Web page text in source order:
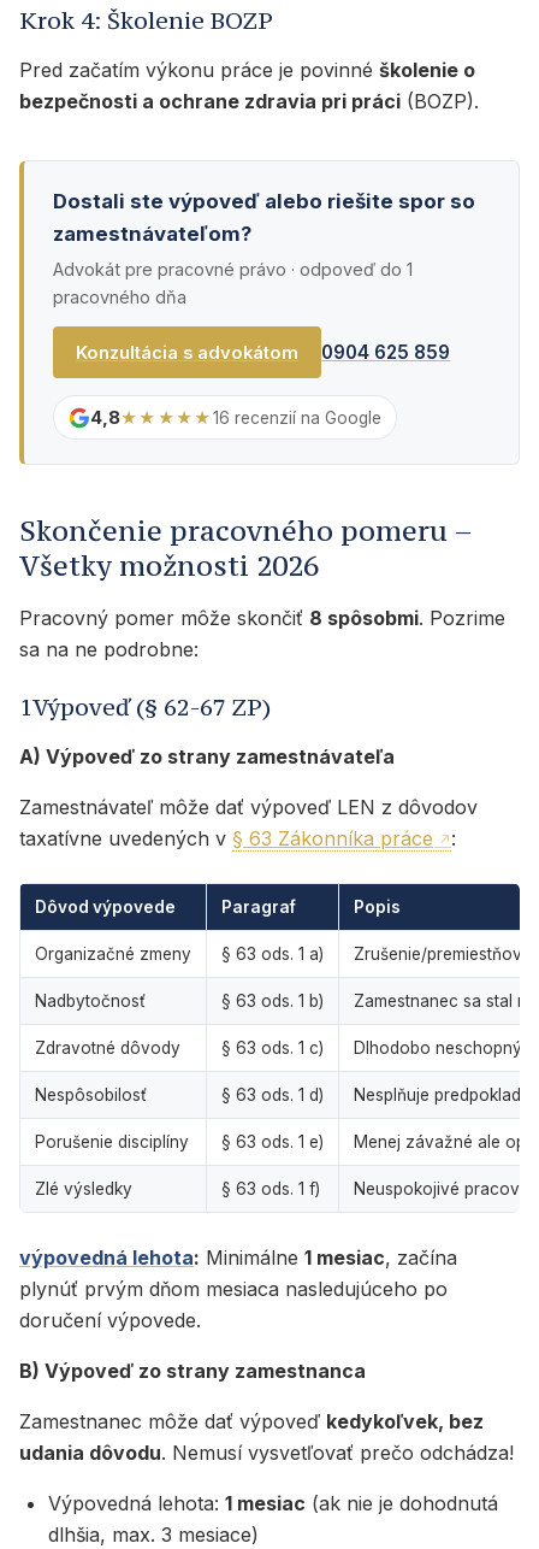
Krok 4: Školenie BOZP
Pred začatím výkonu práce je povinné školenie o
bezpečnosti a ochrane zdravia pri práci (BOZP).
Dostali ste výpoveď alebo riešite spor so
zamestnávateľom?
Advokát pre pracovné právo · odpoveď do 1
pracovného dňa
Konzultácia s advokátom 0904 625 859
4,8★★★★★16 recenzií na Google
Skončenie pracovného pomeru –
Všetky možnosti 2026
Pracovný pomer môže skončiť 8 spôsobmi. Pozrime
sa na ne podrobne:
1Výpoveď (§ 62-67 ZP)
A) Výpoveď zo strany zamestnávateľa
Zamestnávateľ môže dať výpoveď LEN z dôvodov
taxatívne uvedených v § 63 Zákonníka práce :
Dôvod výpovede Paragraf Popis
Organizačné zmeny § 63 ods. 1 a) Zrušenie/
Nadbytočnosť § 63 ods. 1 b) Zamestnanec sa stal
Zdravotné dôvody § 63 ods. 1 c) Dlhodobo neschopný
Nespôsobilosť § 63 ods. 1 d) Nesplňuje
Porušenie disciplíny § 63 ods. 1 e) Menej závažné ale
Zlé výsledky § 63 ods. 1 f) Neuspokojivé
výpovedná lehota: Minimálne 1 mesiac, začína
plynúť prvým dňom mesiaca nasledujúceho po
doručení výpovede.
B) Výpoveď zo strany zamestnanca
Zamestnanec môže dať výpoveď kedykoľvek, bez
udania dôvodu. Nemusí vysvetľovať prečo odchádza!
Výpovedná lehota: 1 mesiac (ak nie je dohodnutá
dlhšia, max. 3 mesiace)